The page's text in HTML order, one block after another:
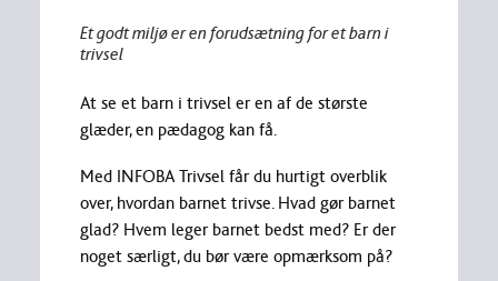
Et godt miljø er en forudsætning for et barn i
trivsel
At se et barn i trivsel er en af de største
glæder, en pædagog kan få.
Med INFOBA Trivsel får du hurtigt overblik
over, hvordan barnet trivse. Hvad gør barnet
glad? Hvem leger barnet bedst med? Er der
noget særligt, du bør være opmærksom på?